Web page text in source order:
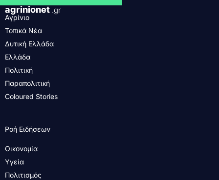
agrinionet .gr
Αγρίνιο
Τοπικά Νέα
Δυτική Ελλάδα
Ελλάδα
Πολιτική
Παραπολιτική
Coloured Stories
Ροή Ειδήσεων
Οικονομία
Υγεία
Πολιτισμός